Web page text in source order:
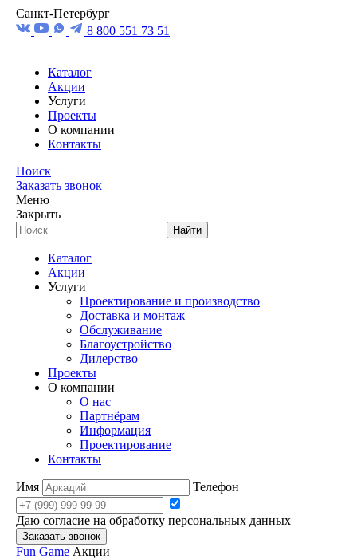
Санкт-Петербург
8 800 551 73 51
Каталог
Акции
Услуги
Проекты
О компании
Контакты
Поиск
Заказать звонок
Меню
Закрыть
Найти
Каталог
Акции
Услуги
Проектирование и производство
Доставка и монтаж
Обслуживание
Благоустройство
Дилерство
Проекты
О компании
О нас
Партнёрам
Информация
Проектирование
Контакты
Имя Телефон
Даю согласие на обработку персональных данных
Заказать звонок
Fun Game Акции